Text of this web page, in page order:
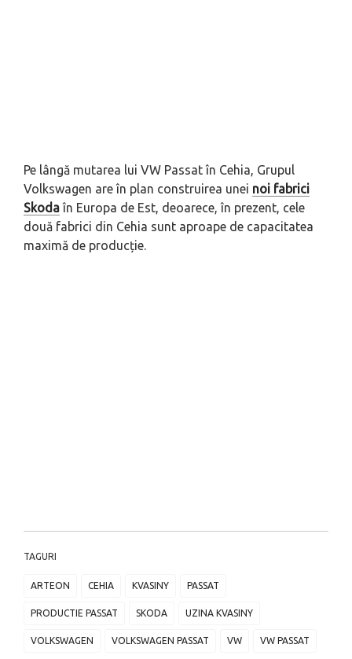
Pe lângă mutarea lui VW Passat în Cehia, Grupul
Volkswagen are în plan construirea unei noi fabrici
Skodaîn Europa de Est, deoarece, în prezent, cele
două fabrici din Cehia sunt aproape de capacitatea
maximă de producție.
TAGURI
ARTEON CEHIA KVASINY PASSAT
PRODUCTIE PASSAT SKODA UZINA KVASINY
VOLKSWAGEN VOLKSWAGEN PASSAT VW VW PASSAT